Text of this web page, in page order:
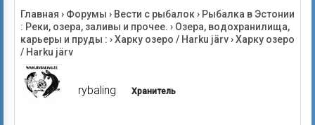
Главная › Форумы › Вести с рыбалок› Рыбалка в Эстонии
: Реки, озера, заливы и прочее. › Озера, водохранилища,
карьеры и пруды : ›Харку озеро / Harku järv›Харку озеро
/ Harku järv
rybaling Хранитель